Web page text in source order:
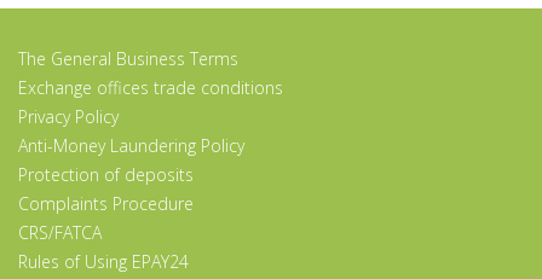
The General Business Terms
Exchange offices trade conditions
Privacy Policy
Anti-Money Laundering Policy
Protection of deposits
Complaints Procedure
CRS/FATCA
Rules of Using EPAY24